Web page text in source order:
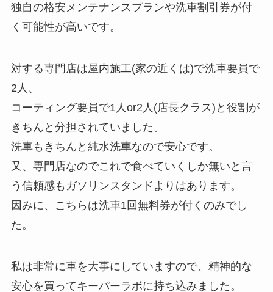
独自の格安メンテナンスプランや洗車割引券が付
く可能性が高いです。
対する専門店は屋内施工(家の近くは)で洗車要員で
2人、
コーティング要員で1人or2人(店長クラス)と役割が
きちんと分担されていました。
洗車もきちんと純水洗車なので安心です。
又、専門店なのでこれで食べていくしか無いと言
う信頼感もガソリンスタンドよりはあります。
因みに、こちらは洗車1回無料券が付くのみでし
た。
私は非常に車を大事にしていますので、精神的な
安心を買ってキーパーラボに持ち込みました。